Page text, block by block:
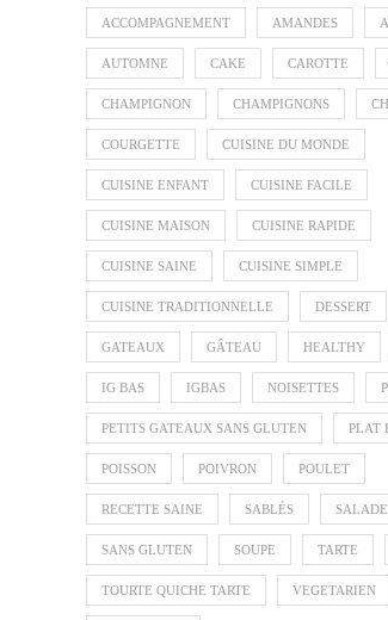
ACCOMPAGNEMENT AMANDES
AUTOMNE CAKE CAROTTE
CHAMPIGNON CHAMPIGNONS
COURGETTE CUISINE DU MONDE
CUISINE ENFANT CUISINE FACILE
CUISINE MAISON CUISINE RAPIDE
CUISINE SAINE CUISINE SIMPLE
CUISINE TRADITIONNELLE DESSERT
GATEAUX GÂTEAU HEALTHY
IG BAS IGBAS NOISETTES
PETITS GATEAUX SANS GLUTEN PLAT
POISSON POIVRON POULET
RECETTE SAINE SABLÉS SALADE
SANS GLUTEN SOUPE TARTE
TOURTE QUICHE TARTE VEGETARIEN